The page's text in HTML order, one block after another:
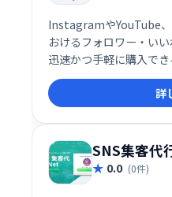
InstagramやYouTube
おけるフォロワー・い
迅速かつ手軽に購入で
詳
SNS集客代
0.0 (0件)